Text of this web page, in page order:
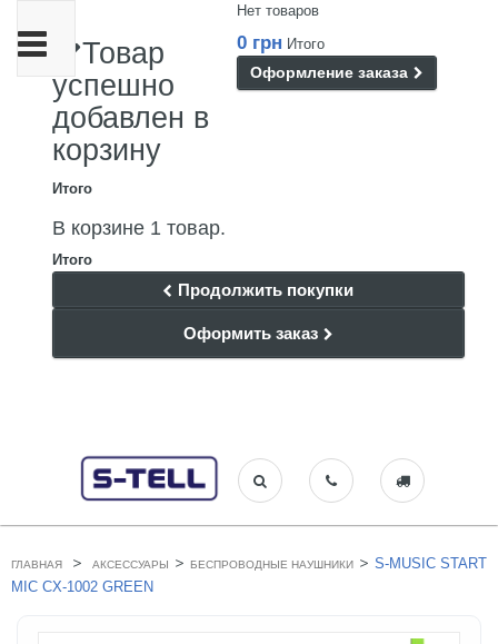
Нет товаров
0 грн Итого
Оформление заказа
Товар
успешно
добавлен в
корзину
Итого
В корзине 1 товар.
Итого
Продолжить покупки
Оформить заказ
Переключить
навигации
ГЛАВНАЯ > АКСЕССУАРЫ > БЕСПРОВОДНЫЕ НАУШНИКИ > S-MUSIC START
MIC CX-1002 GREEN